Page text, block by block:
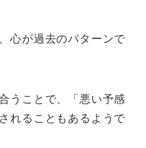
心が過去のパターンで
うことで、「悪い予感
れることもあるようで